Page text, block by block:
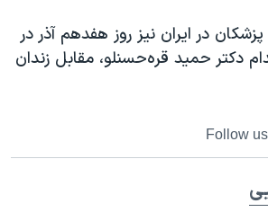
در ایران نیز روز هفدهم آذر در
دکتر حمید قره‌حسنلو، مقابل زندان
Follow us